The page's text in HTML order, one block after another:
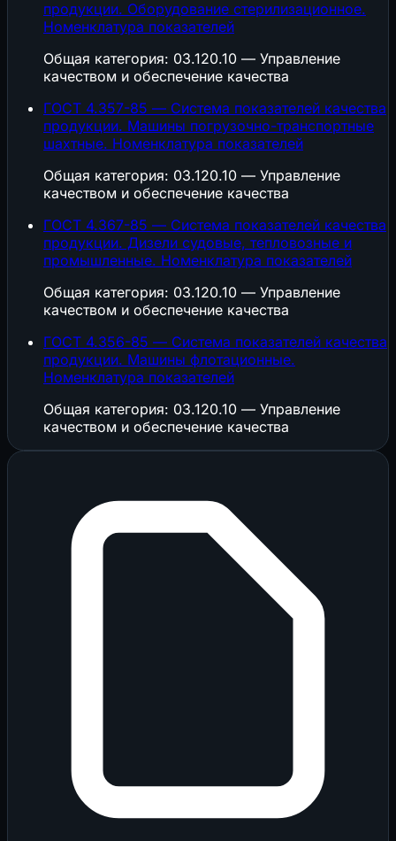
продукции. Оборудование стерилизационное.
Номенклатура показателей
Общая категория: 03.120.10 — Управление
качеством и обеспечение качества
ГОСТ 4.357-85 — Система показателей качества
продукции. Машины погрузочно-транспортные
шахтные. Номенклатура показателей
Общая категория: 03.120.10 — Управление
качеством и обеспечение качества
ГОСТ 4.367-85 — Система показателей качества
продукции. Дизели судовые, тепловозные и
промышленные. Номенклатура показателей
Общая категория: 03.120.10 — Управление
качеством и обеспечение качества
ГОСТ 4.356-85 — Система показателей качества
продукции. Машины флотационные.
Номенклатура показателей
Общая категория: 03.120.10 — Управление
качеством и обеспечение качества